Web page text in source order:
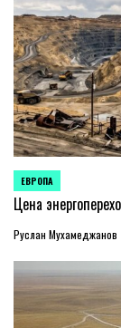
ОПУБЛИКОВАНО
В
ЕВРОПА
Цена
Руслан Мухамеджанов